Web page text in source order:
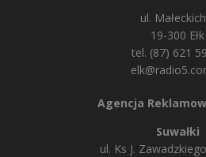
ul.
19-300 Ełk
tel. (87) 621
Agencja
Suwałki
ul. Ks J.